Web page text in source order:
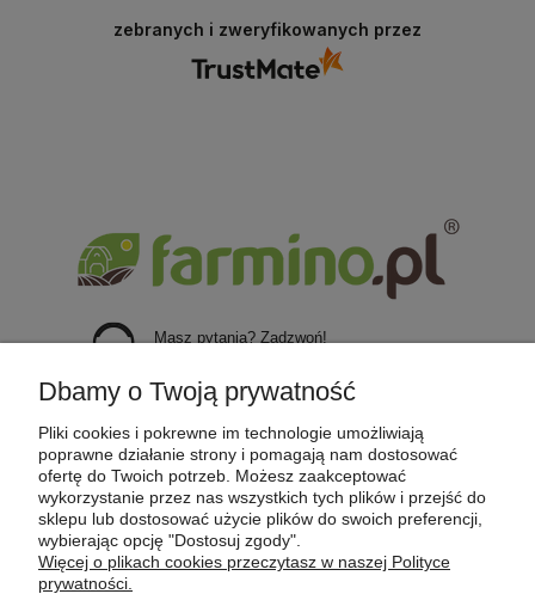
zebranych i zweryfikowanych przez
Masz pytania? Zadzwoń!
POMOC
MOJE KONTO
Dbamy o Twoją prywatność
Pliki cookies i pokrewne im technologie umożliwiają
poprawne działanie strony i pomagają nam dostosować
ofertę do Twoich potrzeb. Możesz zaakceptować
wykorzystanie przez nas wszystkich tych plików i przejść do
sklepu lub dostosować użycie plików do swoich preferencji,
wybierając opcję "Dostosuj zgody".
Więcej o plikach cookies przeczytasz w naszej Polityce
prywatności.